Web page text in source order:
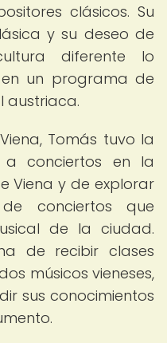
clásicos. Su
y su deseo de
diferente lo
un programa de
austriaca.
Tomás tuvo la
conciertos en la
Viena y de explorar
conciertos que
de la ciudad.
de recibir clases
músicos vieneses,
sus conocimientos